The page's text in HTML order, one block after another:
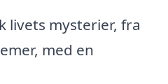
livets mysterier, fra
med en